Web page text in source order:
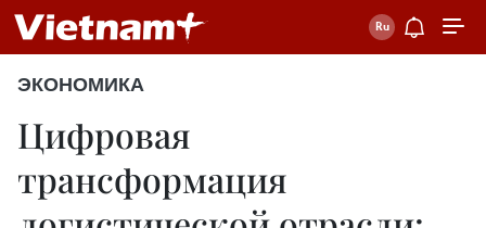
ЭКОНОМИКА
Цифровая
трансформация